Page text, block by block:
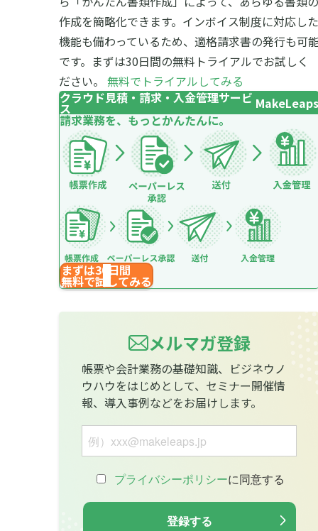
作成を簡略化できます。インボイス制度に対応した
機能も備わっているため、適格請求書の発行も可
です。まずは30日間の無料トライアルでお試しく
ださい。 無料でトライアルしてみる
クラウド見積・請求・入金管理サービ
ス
MakeLeaps
請求業務を、もっとかんたんに。
まずは30日間
無料で試してみる
メルマガ登録
帳票や会計業務の基礎知識、ビジネウノ
ウハウをはじめとして、セミナー開催情
報、導入事例などをお届けします。